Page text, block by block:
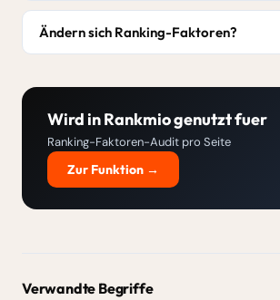
Ändern sich Ranking-Faktoren?
Wird in Rankmio genutzt fuer
Ranking-Faktoren-Audit pro Seite
Zur Funktion →
Verwandte Begriffe